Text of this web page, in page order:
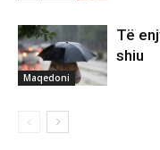
Maqedoni
Të
shiu